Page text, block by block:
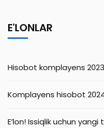
E'LONLAR
Hisobot komplayens
Komplayens hisobot
E’lon! Issiqlik uchun yangi